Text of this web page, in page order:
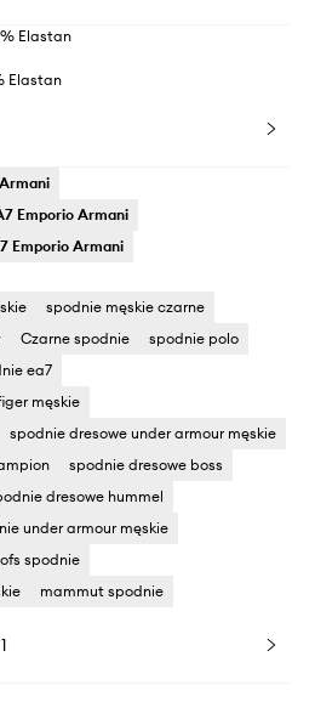
Elastan
Elastan
Emporio Armani
Emporio Armani
spodnie męskie czarne
Czarne spodnie
spodnie polo
ea7
męskie
spodnie dresowe under armour męskie
spodnie dresowe boss
dresowe hummel
under armour męskie
spodnie
mammut spodnie
1